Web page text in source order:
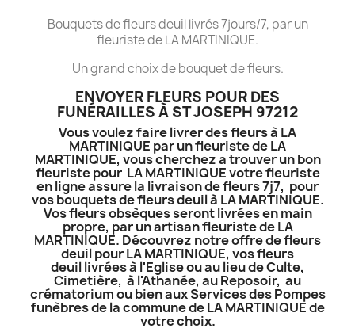
Bouquets de fleurs deuil livrés 7jours/7, par un
fleuriste de LA MARTINIQUE.
Un grand choix de bouquet de fleurs.
ENVOYER FLEURS POUR DES
FUNÉRAILLES À ST JOSEPH 97212
Vous voulez faire livrer des fleurs à LA
MARTINIQUE par un fleuriste de LA
MARTINIQUE, vous cherchez a trouver un bon
fleuriste pour LA MARTINIQUE votre fleuriste
en ligne assure la livraison de fleurs 7j7, pour
vos bouquets de fleurs deuil à LA MARTINIQUE.
Vos fleurs obsèques seront livrées en main
propre, par un artisan fleuriste de LA
MARTINIQUE. Découvrez notre offre de fleurs
deuil pour LA MARTINIQUE, vos fleurs
deuil livrées à l'Eglise ou au lieu de Culte,
Cimetière, à l'Athanée, au Reposoir, au
crématorium ou bien aux Services des Pompes
funèbres de la commune de LA MARTINIQUE de
votre choix.